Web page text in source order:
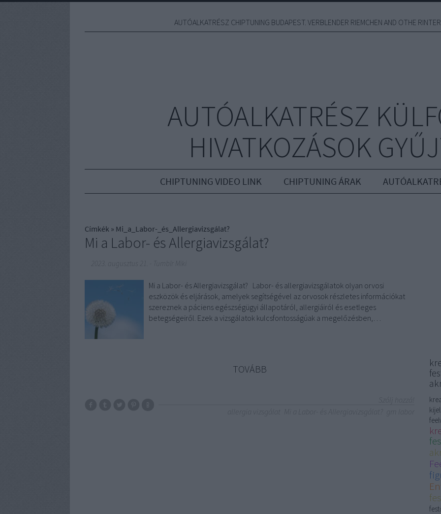
AUTÓALKATRÉSZ CHIPTUNING BUDAPEST. VERBLENDER RIEMCHEN AND OTHE
AUTÓALKATRÉSZ
HIVATKOZÁSOK
CHIPTUNING VIDEO LINK CHIPTUNING ÁRAK
Címkék » Mi_a_Labor-_és_Allergiavizsgálat?
Mi a Labor- és Allergiavizsgálat?
Tumblr Miki
Mi a Labor- és Allergiavizsgálat? Labor- és allergiavizsgálatok olyan orvosi
eszközök és eljárások, amelyek segítségével az orvosok részletes információkat
szereznek a páciens egészségügyi állapotáról, allergiáiról és esetleges
betegségeiről. Ezek a vizsgálatok kulcsfontosságúak a megelőzésben,…
TOVÁBB